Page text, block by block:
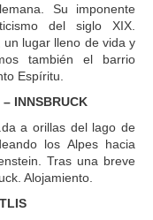
Su imponente
del siglo XIX.
lugar lleno de vida y
también el barrio
Espíritu.
INNSBRUCK
a orillas del lago de
los Alpes hacia
Tras una breve
Alojamiento.